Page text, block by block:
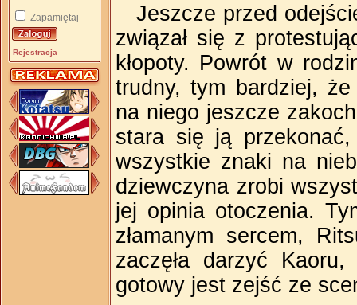
Zapamiętaj
Rejestracja
Jeszcze przed
związał się z
kłopoty. Powrót w
trudny, tym bardziej,
na niego jeszcze
stara się ją
wszystkie znaki na
dziewczyna zrobi
jej opinia otoczenia.
złamanym sercem,
zaczęła darzyć
gotowy jest zejść ze